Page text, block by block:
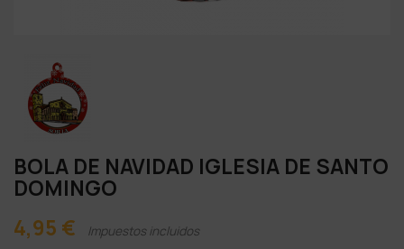
BOLA DE NAVIDAD IGLESIA DE SANTO
DOMINGO
4,95 €
Impuestos incluidos